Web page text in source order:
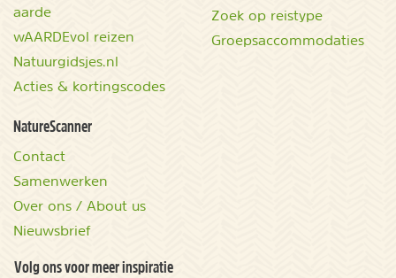
aarde
wAARDEvol reizen
Natuurgidsjes.nl
Acties & kortingscodes
Zoek op reistype
Groepsaccommodaties
NatureScanner
Contact
Samenwerken
Over ons / About us
Nieuwsbrief
Volg ons voor meer inspiratie